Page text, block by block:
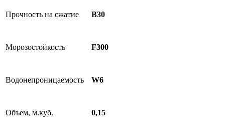
Прочность на сжатие B30
Морозостойкость F300
Водонепроницаемость W6
Объем, м.куб. 0,15